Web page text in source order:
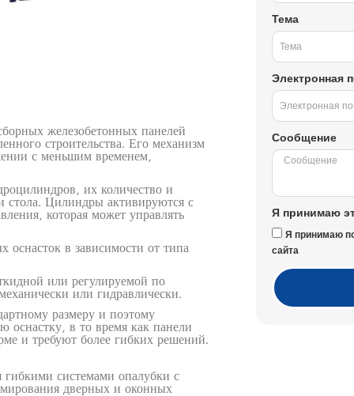
железобетонных панелей
строительства. Его механизм
с меньшим временем,
их количество и
стола. Цилиндры активируются с
которая может управлять
оснасток в зависимости от типа
или регулируемой по
или гидравлически.
размеру и поэтому
оснастку, в то время как панели
и требуют более гибких решений.
гибкими системами опалубки с
дверных и оконных
Тема
Электронная
Сообщение
Я принимаю
Я принимаю
сайта